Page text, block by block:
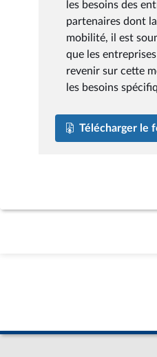
les besoins des
partenaires dont
mobilité, il est
que les
revenir sur cette
les besoins
Télécharger le